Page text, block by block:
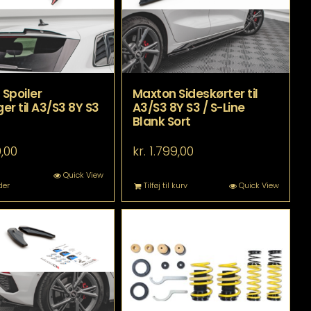
vælges
på
varesiden
på
varesiden
til A3/S3 8Y S3
Dette
har
varianter.
Mulighederne
kan
vælges
på
varesiden
Quick View
Maxton Sideskørter til
A3/S3 8Y S3 / S-Line
Blank Sort
kr. 1.799,00
Tilføj til kurv Quick View